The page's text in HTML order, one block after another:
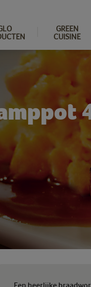
GREEN
CUISINE
Een heerlijke